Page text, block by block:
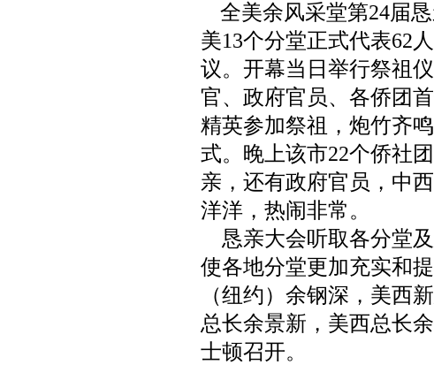
全美余风采堂第24届
美13个分堂正式代表62
议。开幕当日举行祭祖
官、政府官员、各侨团
精英参加祭祖，炮竹齐
式。晚上该市22个侨社
亲，还有政府官员，中
洋洋，热闹非常。
恳亲大会听取各分堂
使各地分堂更加充实和
（纽约）余钢深，美西
总长余景新，美西总长
士顿召开。